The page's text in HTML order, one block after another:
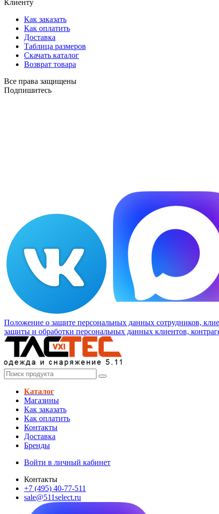
Клиенту
Как заказать
Как оплатить
Доставка
Таблица размеров
Скачать каталог
Возврат товара
Все права защищены
Подпишитесь
Положение о защите персональных данных сотрудников,
защиты и обработки персональных данных клиентов,
Каталог
Магазины
Как заказать
Как оплатить
Контакты
Доставка
Бренды
Войти в личный кабинет
Контакты
+7 (495) 40-77-511
sale@511select.ru